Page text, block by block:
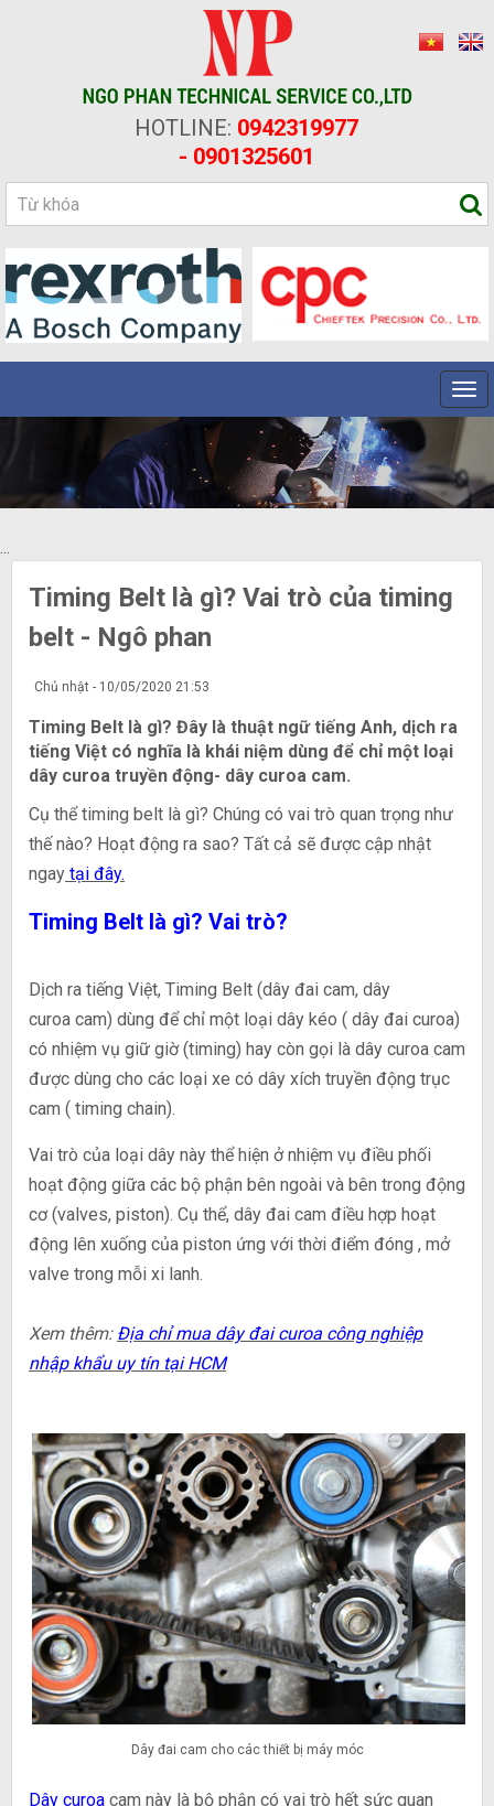
HOTLINE: 0942319977
- 0901325601
...
Timing Belt là gì? Vai trò của timing
belt - Ngô phan
Chủ nhật - 10/05/2020 21:53
Timing Belt là gì? Đây là thuật ngữ tiếng Anh, dịch ra
tiếng Việt có nghĩa là khái niệm dùng để chỉ một loại
dây curoa truyền động- dây curoa cam.
Cụ thể timing belt là gì? Chúng có vai trò quan trọng như
thế nào? Hoạt động ra sao? Tất cả sẽ được cập nhật
ngay tại đây.
Timing Belt là gì? Vai trò?
Dịch ra tiếng Việt, Timing Belt (dây đai cam, dây
curoa cam) dùng để chỉ một loại dây kéo ( dây đai curoa)
có nhiệm vụ giữ giờ (timing) hay còn gọi là dây curoa cam
được dùng cho các loại xe có dây xích truyền động trục
cam ( timing chain).
Vai trò của loại dây này thể hiện ở nhiệm vụ điều phối
hoạt động giữa các bộ phận bên ngoài và bên trong động
cơ (valves, piston). Cụ thể, dây đai cam điều hợp hoạt
động lên xuống của piston ứng với thời điểm đóng , mở
valve trong mỗi xi lanh.
Xem thêm: Địa chỉ mua dây đai curoa công nghiệp
nhập khẩu uy tín tại HCM
Dây đai cam cho các thiết bị máy móc
Dây curoa cam này là bộ phận có vai trò hết sức quan